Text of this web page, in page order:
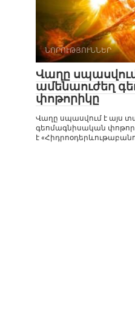
ՆՈՐՈՒԹՅՈՒՆՆԵՐ
Վաղը
ամենաուժեղ
փոթորիկը
Վաղը սպասվում է այս
գեոմագնիսական
է